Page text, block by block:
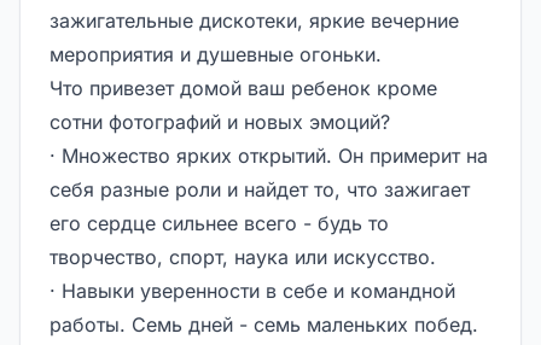
зажигательные дискотеки, яркие вечерние
мероприятия и душевные огоньки.
Что привезет домой ваш ребенок кроме
сотни фотографий и новых эмоций?
· Множество ярких открытий. Он примерит на
себя разные роли и найдет то, что зажигает
его сердце сильнее всего - будь то
творчество, спорт, наука или искусство.
· Навыки уверенности в себе и командной
работы. Семь дней - семь маленьких побед.